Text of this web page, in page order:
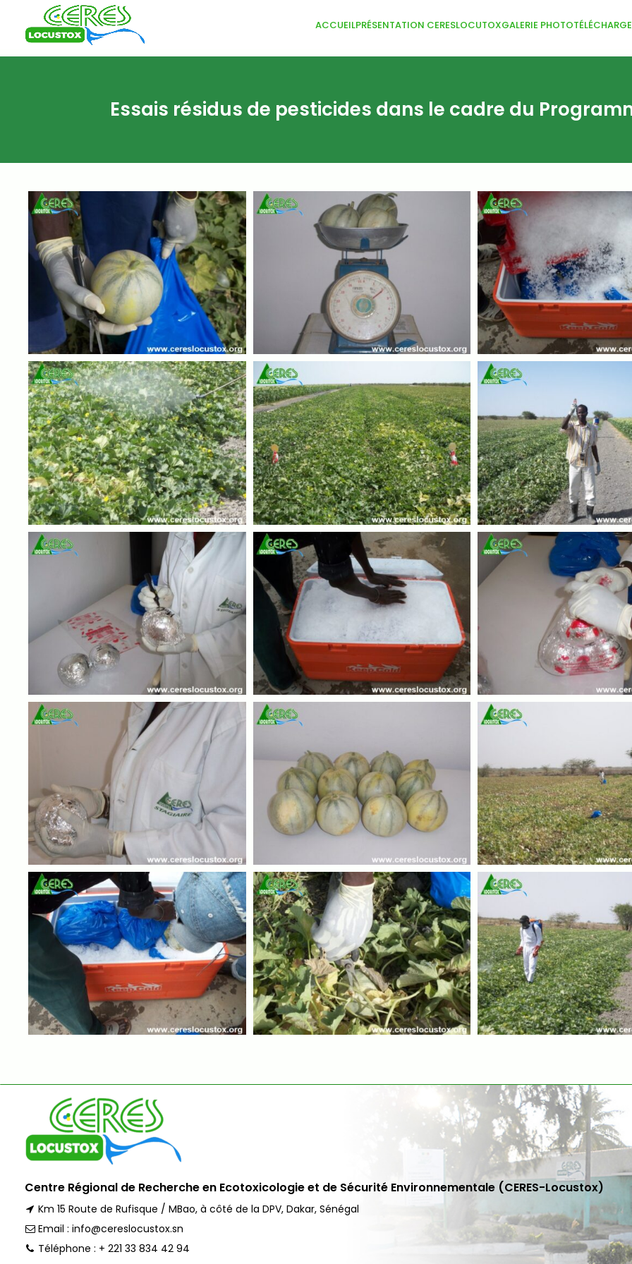
ACCUEILPRÉSENTATION CERESLOCUTOXGALERIE PHOTO
Essais résidus de pesticides dans le cadre du
Centre Régional de Recherche en Ecotoxicologie et de Sécurité Environnementale (CERES-Locustox)
Km 15 Route de Rufisque / MBao, à côté de la DPV, Dakar, Sénégal
Email : info@cereslocustox.sn
Téléphone : + 221 33 834 42 94